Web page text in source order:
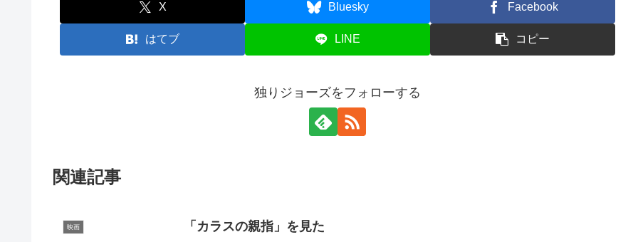
X Bluesky Facebook
はてブ LINE コピー
独りジョーズをフォローする
関連記事
映画 「カラスの親指」を見た